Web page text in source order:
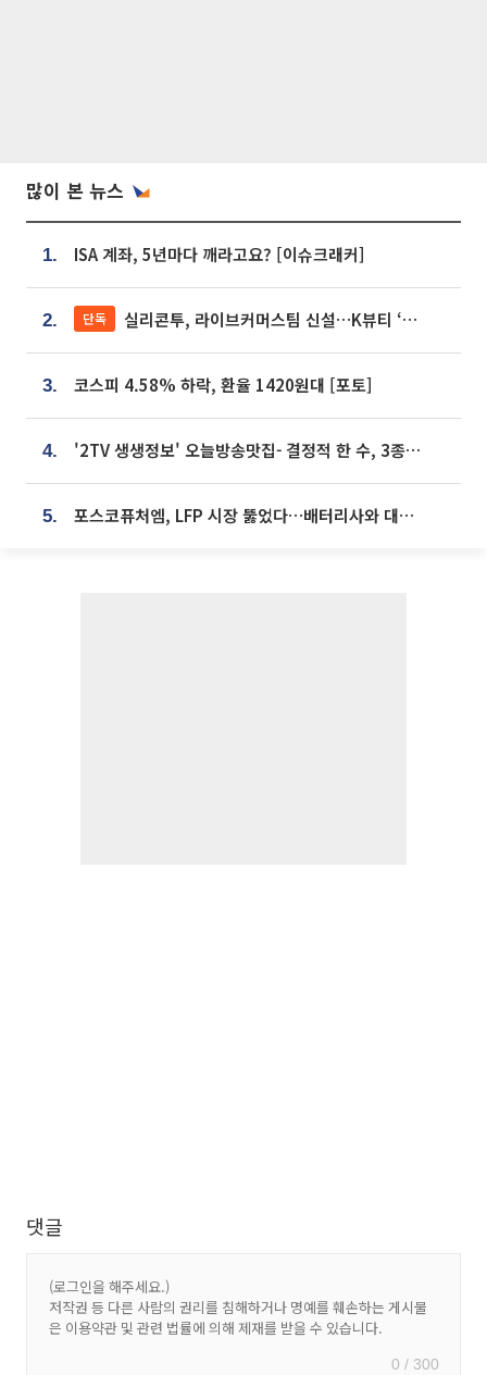
많이 본 뉴스
1. ISA 계좌, 5년마다 깨라고요? [이슈크래커]
2. 단독 실리콘투, 라이브커머스팀 신설…K뷰티 ‘글로벌 판매망’ 확대[K뷰티 라방戰]
3. 코스피 4.58% 하락, 환율 1420원대 [포토]
4. '2TV 생생정보' 오늘방송맛집- 결정적 한 수, 3종 메밀면! 메밀 소바 맛집 '의○○○○'
5. 포스코퓨처엠, LFP 시장 뚫었다…배터리사와 대규모 장기 공급 합의
댓글
0 / 300